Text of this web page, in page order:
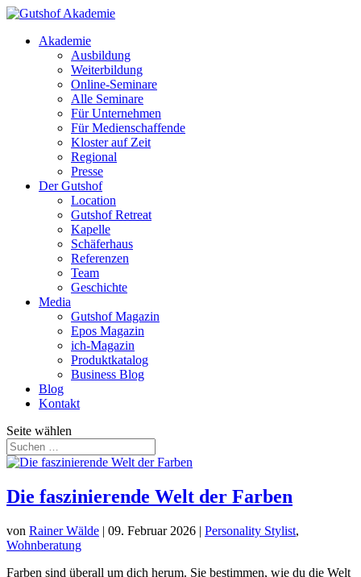
Akademie
Ausbildung
Weiterbildung
Online-Seminare
Alle Seminare
Für Unternehmen
Für Medienschaffende
Kloster auf Zeit
Regional
Presse
Der Gutshof
Location
Gutshof Retreat
Kapelle
Schäferhaus
Referenzen
Team
Geschichte
Media
Gutshof Magazin
Epos Magazin
ich-Magazin
Produktkatalog
Business Blog
Blog
Kontakt
Seite wählen
Die faszinierende Welt der Farben
von Rainer Wälde | 09. Februar 2026 | Personality Stylist,
Wohnberatung
Farben sind überall um dich herum. Sie bestimmen, wie du die Welt